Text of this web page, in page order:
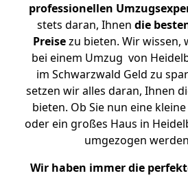
professionellen
stets daran, Ihnen die
Preisezu bieten. Wir wissen,
bei einem Umzug von
im Schwarzwald Geld zu
setzen wir alles daran, Ihnen
bieten. Ob Sie nun eine
oder ein großes Haus in
umgezogen
Wir haben immer die